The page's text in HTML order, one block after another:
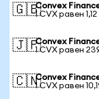
🇬🇧Convex
1 CVX равен 1,12
🇯🇵Convex
1 CVX равен
🇨🇳Convex
1 CVX равен